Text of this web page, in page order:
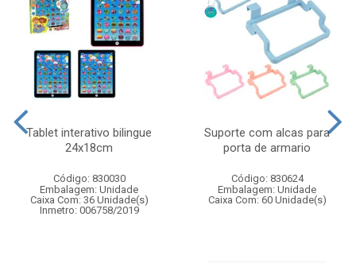
Tablet interativo bilingue
24x18cm
Código: 830030
Embalagem: Unidade
Caixa Com: 36 Unidade(s)
Inmetro: 006758/2019
Suporte com alcas para
porta de armario
Código: 830624
Embalagem: Unidade
Caixa Com: 60 Unidade(s)